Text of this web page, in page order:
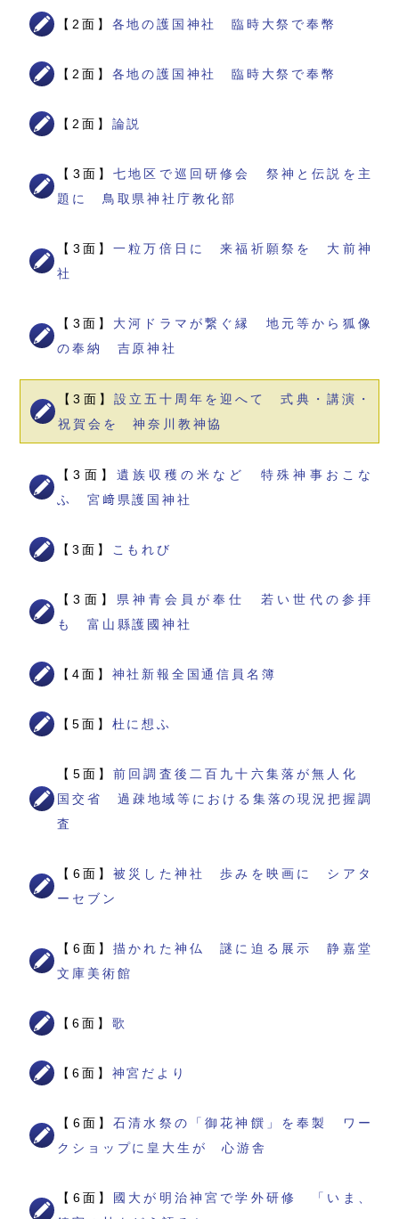
【2面】 各地の護国神社 臨時大祭で奉幣
【2面】 各地の護国神社 臨時大祭で奉幣
【2面】 論説
【3面】七地区で巡回研修会 祭神と伝説を主
題に 鳥取県神社庁教化部
【3面】一粒万倍日に 来福祈願祭を 大前神
社
【3面】 大河ドラマが繋ぐ縁 地元等から狐像
の奉納 吉原神社
【3面】 設立五十周年を迎へて 式典・講演・
祝賀会を 神奈川教神協
【3面】 遺族収穫の米など 特殊神事おこな
ふ 宮﨑県護国神社
【3面】 こもれび
【3面】 県神青会員が奉仕 若い世代の参拝
も 富山縣護國神社
【4面】 神社新報全国通信員名簿
【5面】 杜に想ふ
【5面】前回調査後二百九十六集落が無人化
国交省 過疎地域等における集落の現況把握調
査
【6面】被災した神社 歩みを映画に シアタ
ーセブン
【6面】描かれた神仏 謎に迫る展示 静嘉堂
文庫美術館
【6面】 歌
【6面】 神宮だより
【6面】石清水祭の「御花神饌」を奉製 ワー
クショップに皇大生が 心游舎
【6面】
國大が明治神宮で学外研修 「いま、